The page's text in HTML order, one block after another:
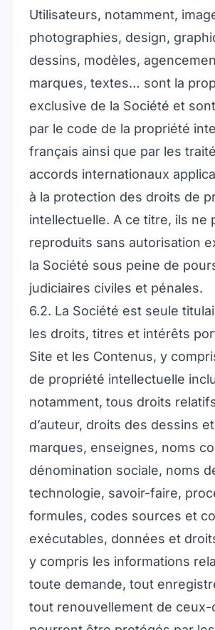
Utilisateurs, notamment,
photographies, design,
dessins, modèles,
marques, textes… sont la
exclusive de la Société et
par le code de la propriété
français ainsi que par les
accords internationaux
à la protection des droits de
intellectuelle. A ce titre, ils ne
reproduits sans autorisation
la Société sous peine de
judiciaires civiles et pénales.
6.2. La Société est seule
les droits, titres et intérêts
Site et les Contenus, y
de propriété intellectuelle
notamment, tous droits
d’auteur, droits des dessins
marques, enseignes, noms
dénomination sociale, noms
technologie, savoir-faire,
formules, codes sources et
exécutables, données et
y compris les informations
toute demande, tout
tout renouvellement de ceux-